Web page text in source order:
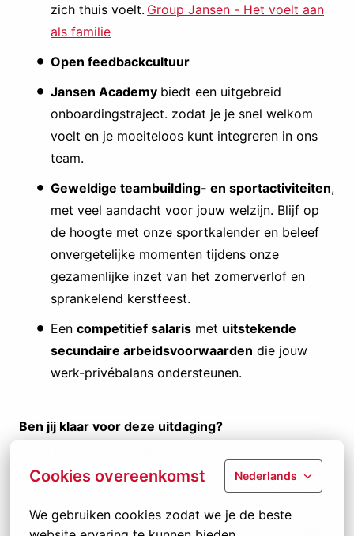
Cookies overeenkomst Nederlands
We gebruiken cookies zodat we je de beste
zich thuis voelt. Group Jansen - Het voelt aan
als familie
Open feedbackcultuur
Jansen Academy biedt een uitgebreid
onboardingstraject. zodat je je snel welkom
voelt en je moeiteloos kunt integreren in ons
team.
Geweldige teambuilding- en sportactiviteiten,
met veel aandacht voor jouw welzijn. Blijf op
de hoogte met onze sportkalender en beleef
onvergetelijke momenten tijdens onze
gezamenlijke inzet van het zomerverlof en
sprankelend kerstfeest.
Een competitief salaris met uitstekende
secundaire arbeidsvoorwaarden die jouw
werk-privébalans ondersteunen.
Ben jij klaar voor deze uitdaging?
samen met ons aan de toekomst!
Druk op de
en solliciteer vandaag nog. Waag je
kansen bij Jansen en ervaar het verschil!
Nieuwsgierig naar onze andere vacatures? Ontdek